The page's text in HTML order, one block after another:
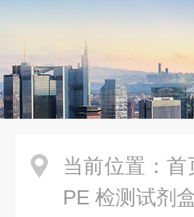
当前位置： 首
PE 检测试剂